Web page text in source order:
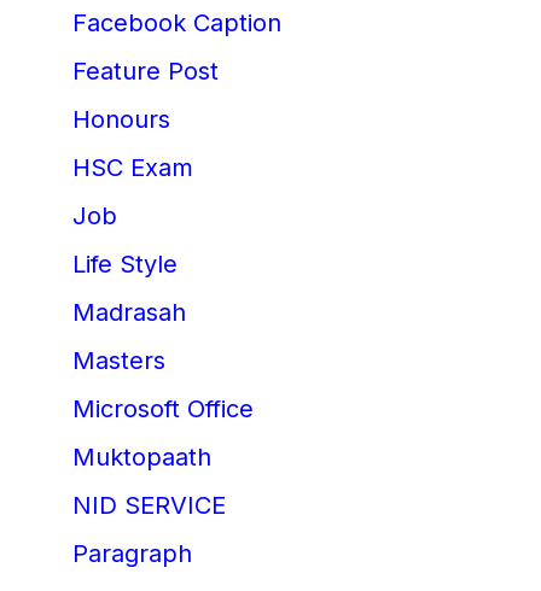
Facebook Caption
Feature Post
Honours
HSC Exam
Job
Life Style
Madrasah
Masters
Microsoft Office
Muktopaath
NID SERVICE
Paragraph